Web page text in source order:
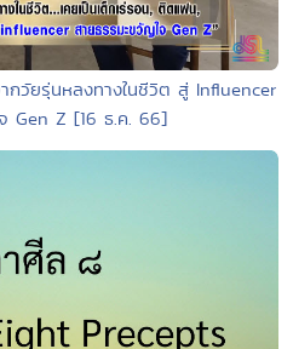
กวัยรุ่นหลงทางในชีวิต สู่ Influencer
Gen Z [16 ธ.ค. 66]